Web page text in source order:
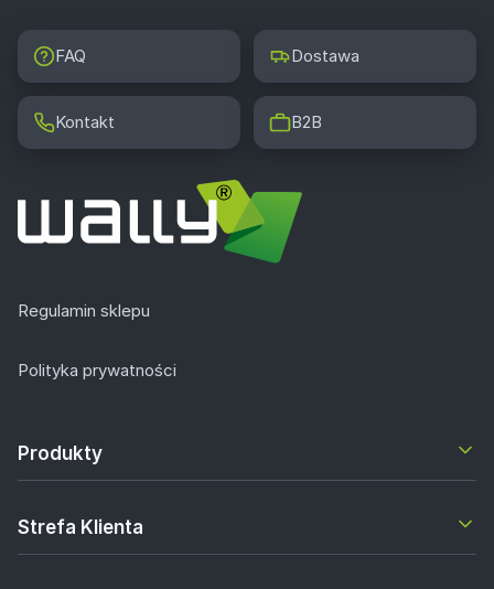
FAQ Dostawa
Kontakt B2B
Regulamin sklepu
Polityka prywatności
Produkty
Strefa Klienta